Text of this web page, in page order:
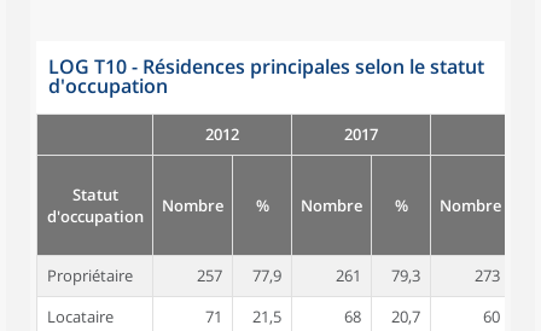
LOG T10 - Résidences principales selon le statut
d'occupation
2012 2017
Statut
d'occupation
Nombre % Nombre % Nombre
Propriétaire 257 77,9 261 79,3 273
Locataire
71 21,5 68 20,7 60